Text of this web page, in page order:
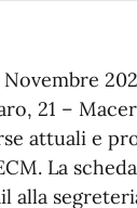
21 –
attuali e
La
alla